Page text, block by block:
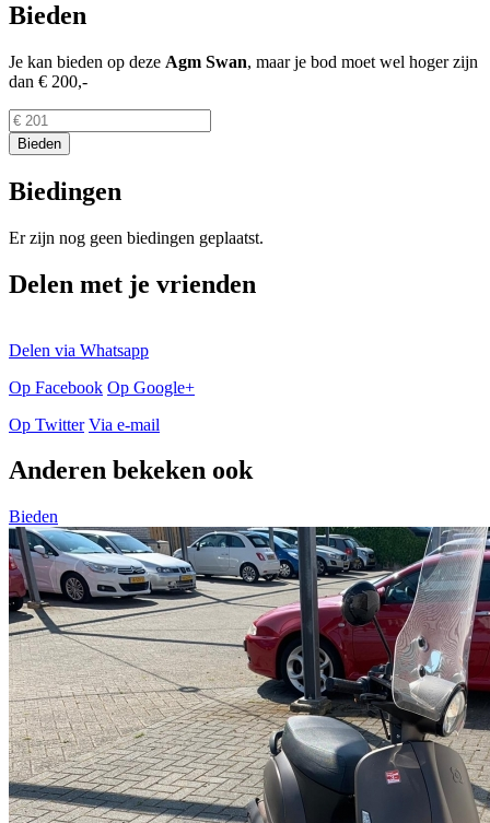
Bieden
Je kan bieden op deze Agm Swan, maar je bod moet wel hoger zijn
dan € 200,-
Biedingen
Er zijn nog geen biedingen geplaatst.
Delen met je vrienden
Delen via Whatsapp
Op Facebook Op Google+
Op Twitter Via e-mail
Anderen bekeken ook
Bieden